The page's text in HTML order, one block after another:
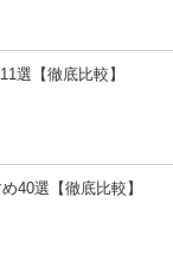
選【徹底比較】
40選【徹底比較】